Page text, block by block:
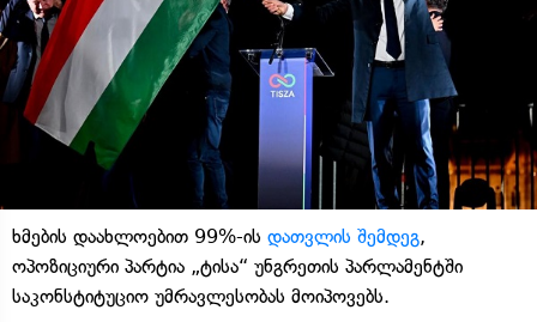
ხმების დაახლოებით 99%-ის დათვლის შემდეგ,
ოპოზიციური პარტია „ტისა“ უნგრეთის პარლამენტში
საკონსტიტუციო უმრავლესობას მოიპოვებს.